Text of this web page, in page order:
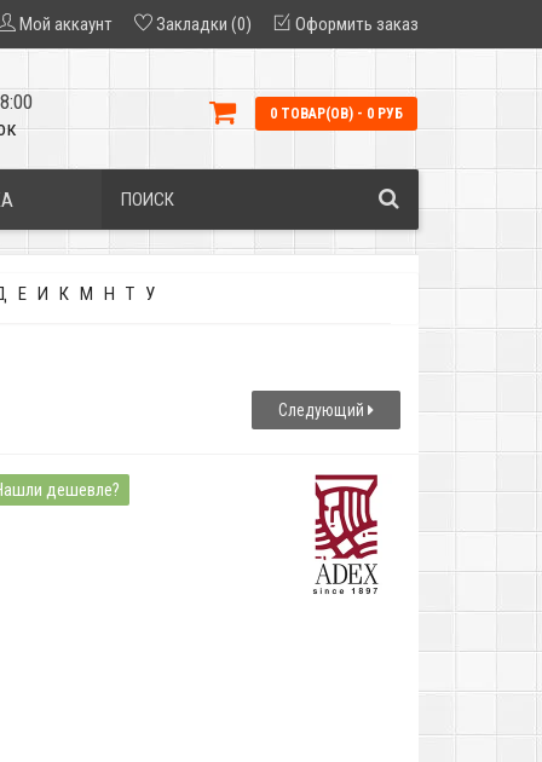
Мой аккаунт Закладки (0) Оформить заказ
0 ТОВАР(ОВ) - 0 РУБ
Е И К М Н Т У
Следующий
дешевле?